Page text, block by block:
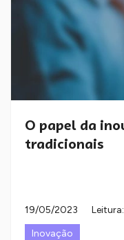
O papel da
tradicionais
19/05/2023
Inovação